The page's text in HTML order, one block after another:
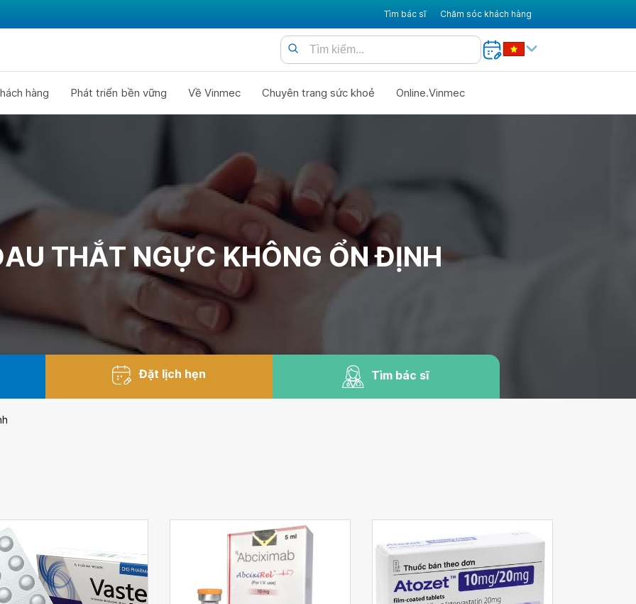
Tìm bác sĩ Chăm sóc khách hàng
hàng Phát triển bền vững Về Vinmec Chuyên trang sức khoẻ Online.Vinmec
THẮT NGỰC KHÔNG ỔN ĐỊNH
Đặt lịch hẹn Tìm bác sĩ